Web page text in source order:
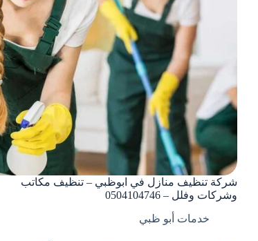
شركة تنظيف منازل في ابوظبي – تنظيف مكاتب
وشركات وفلل – 0504104746
خدمات أبو ظبي